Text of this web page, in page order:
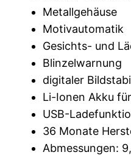
Metallgehäuse
Motivautomatik
Gesichts- und
Blinzelwarnung
digitaler
Li-Ionen Akku
USB-
36 Monate
Abmessungen: